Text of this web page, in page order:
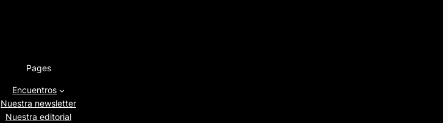
Pages
Encuentros
Nuestra newsletter
Nuestra editorial